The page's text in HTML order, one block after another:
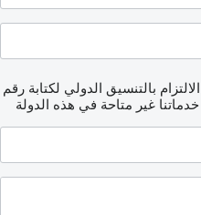
بالتنسيق الدولي لكتابة رقم
غير متاحة في هذه الدولة